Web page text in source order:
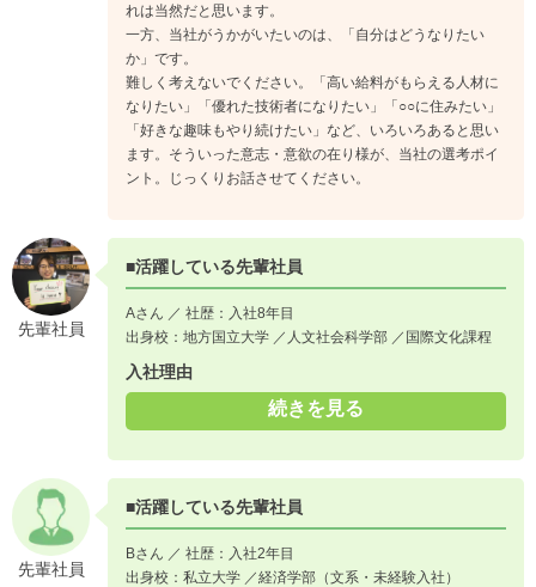
れは当然だと思います。
一方、当社がうかがいたいのは、「自分はどうなりたい
か」です。
難しく考えないでください。「高い給料がもらえる人材に
なりたい」「優れた技術者になりたい」「○○に住みたい」
「好きな趣味もやり続けたい」など、いろいろあると思い
ます。そういった意志・意欲の在り様が、当社の選考ポイ
ント。じっくりお話させてください。
先輩社員
■活躍している先輩社員
Aさん ／ 社歴：入社8年目
出身校：地方国立大学 ／人文社会科学部 ／国際文化課程
入社理由
続きを見る
先輩社員
■活躍している先輩社員
Bさん ／ 社歴：入社2年目
出身校：私立大学 ／経済学部（文系・未経験入社）